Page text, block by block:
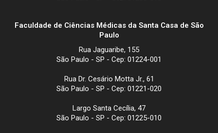
Faculdade de Ciências Médicas da Santa Casa de São
Paulo
Rua Jaguaribe, 155
São Paulo - SP - Cep: 01224-001
Rua Dr. Cesário Motta Jr., 61
São Paulo - SP - Cep: 01221-020
Largo Santa Cecília, 47
São Paulo - SP - Cep: 01225-010